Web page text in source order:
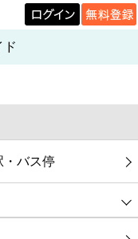
ド
・バス停